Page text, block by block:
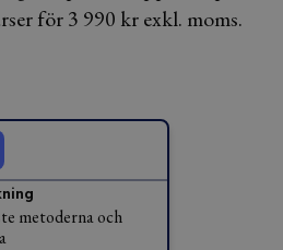
för 3 990 kr exkl. moms.
metoderna och